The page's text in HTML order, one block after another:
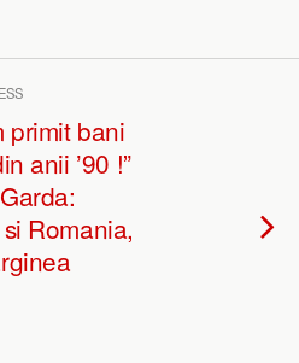
primit bani
anii ’90 !”
Romania,